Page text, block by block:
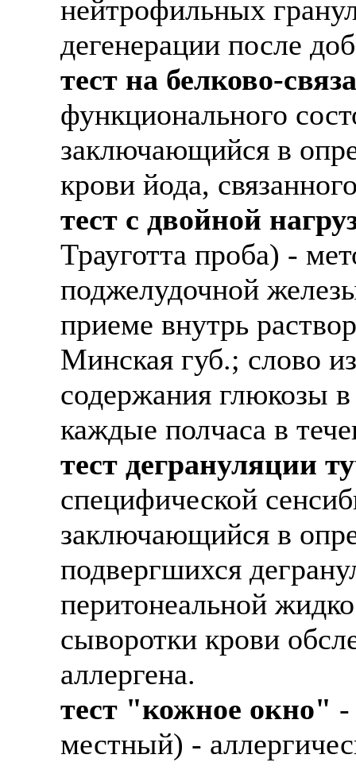
нейтрофильных
дегенерации после
тест на белково-
функционального
заключающийся в
крови йода,
тест с двойной
Трауготта проба) -
поджелудочной
приеме внутрь
Минская губ.; слово
содержания глюкозы
каждые полчаса в
тест дегрануляции
специфической
заключающийся в
подвергшихся
перитонеальной
сыворотки крови
аллергена.
тест "кожное окно" -
местный) -